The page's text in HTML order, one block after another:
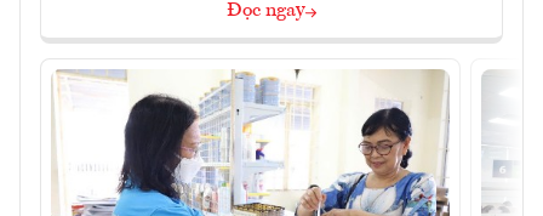
Đọc ngay